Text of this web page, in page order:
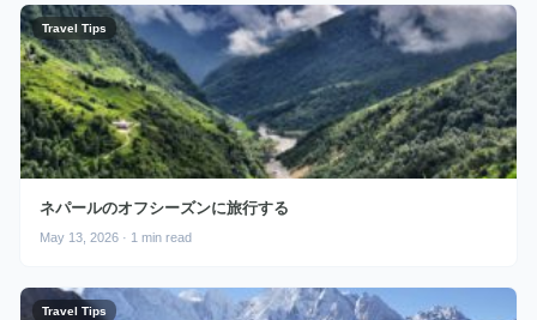
Travel Tips
ネパールのオフシーズンに旅行する
May 13, 2026 · 1 min read
Travel Tips